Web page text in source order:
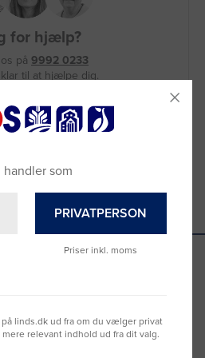
for hjælp?
på 9992 0233
til at hjælpe dig.
din lokale sælger
oversigten her
handler som
PRIVATPERSON
Priser inkl. moms
linds.dk ud fra om du vælger privat
relevant indhold ud fra dit valg.